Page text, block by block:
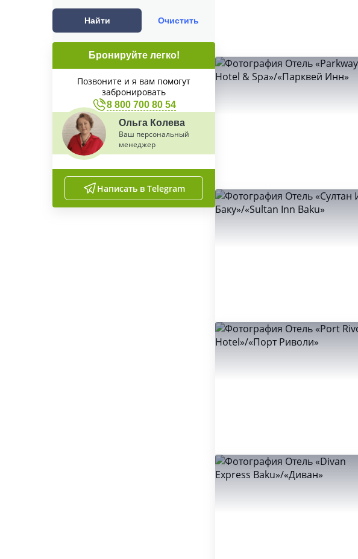
Найти Очистить
Бронируйте легко!
Позвоните и я вам помогут
забронировать
8 800 700 80 54
Ольга Колева
Ваш персональный
менеджер
Написать в Telegram